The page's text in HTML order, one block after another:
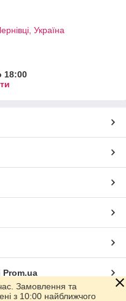
Україна
18:00
Prom.ua
Замовлення та
з 10:00 найближчого